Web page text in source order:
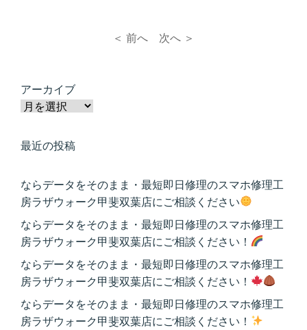
＜ 前へ 次へ ＞
アーカイブ
最近の投稿
ならデータをそのまま・最短即日修理のスマホ修理工
房ラザウォーク甲斐双葉店にご相談ください
ならデータをそのまま・最短即日修理のスマホ修理工
房ラザウォーク甲斐双葉店にご相談ください！
ならデータをそのまま・最短即日修理のスマホ修理工
房ラザウォーク甲斐双葉店にご相談ください！
ならデータをそのまま・最短即日修理のスマホ修理工
房ラザウォーク甲斐双葉店にご相談ください！